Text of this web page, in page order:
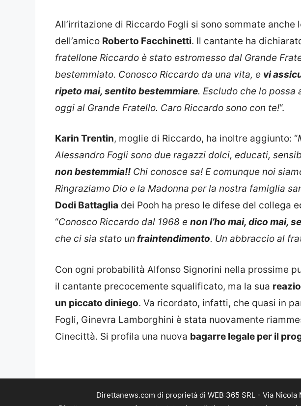
All’irritazione di Riccardo Fogli si sono sommate
dell’amico Roberto Facchinetti. Il cantante ha
fratellone Riccardo è stato estromesso dal Grande
bestemmiato. Conosco Riccardo da una vita, e vi
ripeto mai, sentito bestemmiare. Escludo che lo
oggi al Grande Fratello. Caro Riccardo sono con te!“.
Karin Trentin, moglie di Riccardo, ha inoltre aggiunto: “
Alessandro Fogli sono due ragazzi dolci, educati,
non bestemmia!! Chi conosce sa! E comunque noi
Ringraziamo Dio e la Madonna per la nostra famiglia
Dodi Battaglia dei Pooh ha preso le difese del collega
“Conosco Riccardo dal 1968 e non l’ho mai, dico mai,
che ci sia stato un fraintendimento. Un abbraccio al
Con ogni probabilità Alfonso Signorini nella prossime
il cantante precocemente squalificato, ma la sua
un piccato diniego. Va ricordato, infatti, che quasi in
Fogli, Ginevra Lamborghini è stata nuovamente
Cinecittà. Si profila una nuova bagarre legale per il
Direttanews.com di proprietà di WEB 365 SRL - Via Nicola